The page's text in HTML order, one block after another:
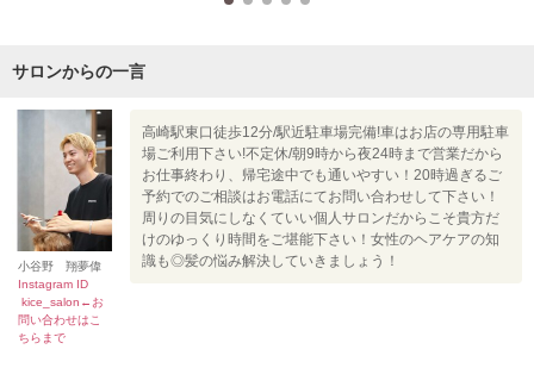
サロンからの一言
小谷野 翔夢偉
Instagram ID
kice_salon←お
問い合わせはこ
ちらまで
高崎駅東口徒歩12分/駅近駐車場完備!車はお店の専用駐車
場ご利用下さい!不定休/朝9時から夜24時まで営業だから
お仕事終わり、帰宅途中でも通いやすい！20時過ぎるご
予約でのご相談はお電話にてお問い合わせして下さい！
周りの目気にしなくていい個人サロンだからこそ貴方だ
けのゆっくり時間をご堪能下さい！女性のヘアケアの知
識も◎髪の悩み解決していきましょう！